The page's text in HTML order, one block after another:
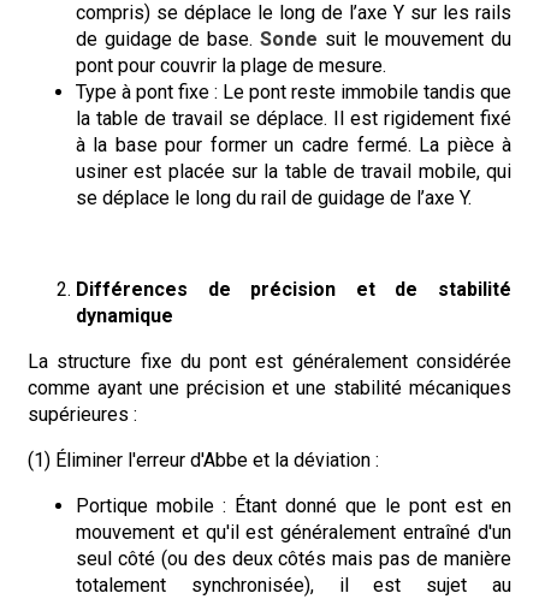
compris) se déplace le long de l’axe Y sur les rails
de guidage de base. Sonde suit le mouvement du
pont pour couvrir la plage de mesure.
Type à pont fixe : Le pont reste immobile tandis que
la table de travail se déplace. Il est rigidement fixé
à la base pour former un cadre fermé. La pièce à
usiner est placée sur la table de travail mobile, qui
se déplace le long du rail de guidage de l’axe Y.
Différences de précision et de stabilité
dynamique
La structure fixe du pont est généralement considérée
comme ayant une précision et une stabilité mécaniques
supérieures :
(1) Éliminer l'erreur d'Abbe et la déviation :
Portique mobile : Étant donné que le pont est en
mouvement et qu'il est généralement entraîné d'un
seul côté (ou des deux côtés mais pas de manière
totalement synchronisée), il est sujet au